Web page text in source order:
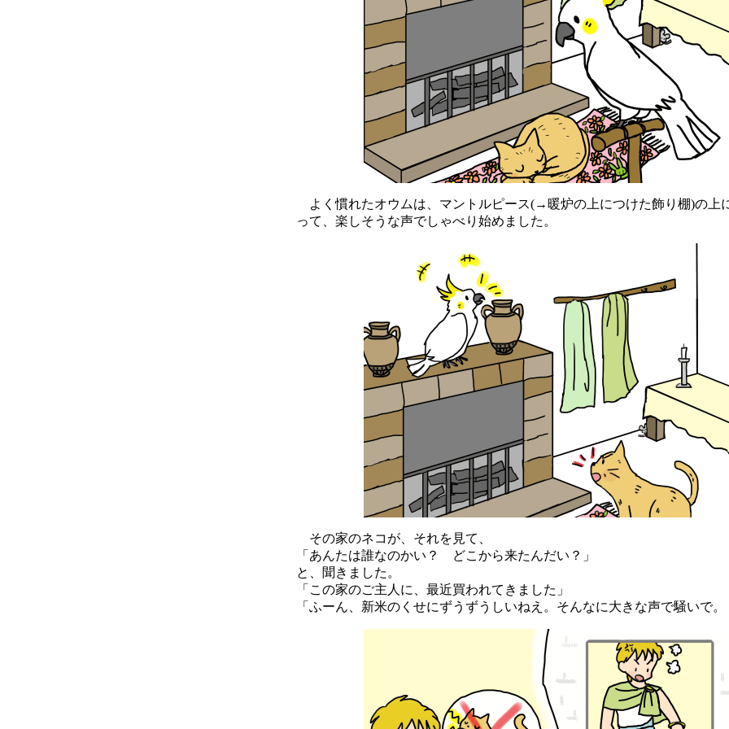
よく慣れたオウムは、マントルピース(→暖炉の上につけた飾り棚)の上
って、楽しそうな声でしゃべり始めました。
その家のネコが、それを見て、
「あんたは誰なのかい？ どこから来たんだい？」
と、聞きました。
「この家のご主人に、最近買われてきました」
「ふーん、新米のくせにずうずうしいねえ。そんなに大きな声で騒いで。